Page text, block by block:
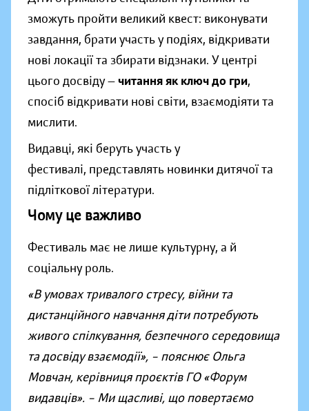
зможуть пройти великий квест: виконувати
завдання, брати участь у подіях, відкривати
нові локації та збирати відзнаки. У центрі
цього досвіду —читання як ключ до гри,
спосіб відкривати нові світи, взаємодіяти та
мислити.
Видавці, які беруть участь у
фестивалі, представлять новинки дитячої та
підліткової літератури.
Чому це важливо
Фестиваль має не лише культурну, а й
соціальну роль.
«В умовах тривалого стресу, війни та
дистанційного навчання діти потребують
живого спілкування, безпечного середовища
та досвіду взаємодії», – пояснює Ольга
Мовчан, керівниця проєктів ГО «Форум
видавців». – Ми щасливі, що повертаємо